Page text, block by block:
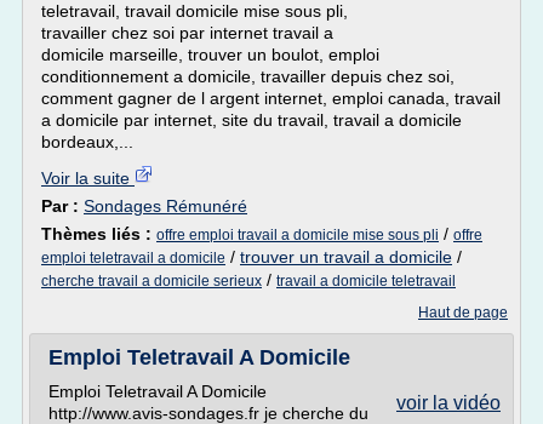
teletravail, travail domicile mise sous pli,
travailler chez soi par internet travail a
domicile marseille, trouver un boulot, emploi
conditionnement a domicile, travailler depuis chez soi,
comment gagner de l argent internet, emploi canada, travail
a domicile par internet, site du travail, travail a domicile
bordeaux,...
Voir la suite
Par : Sondages Rémunéré
Thèmes liés : offre emploi travail a domicile mise sous pli / offre
emploi teletravail a domicile / trouver un travail a domicile /
cherche travail a domicile serieux / travail a domicile teletravail
Haut de page
Emploi Teletravail A Domicile
voir la vidéo
Emploi Teletravail A Domicile
http://www.avis-sondages.fr je cherche du